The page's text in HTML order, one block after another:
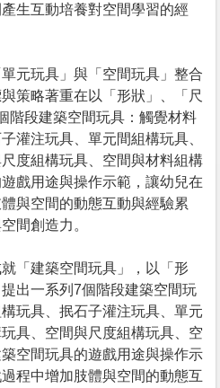
生互動培養對空間學習的經
元玩具」與「空間玩具」整合
策略著重在以「形狀」、「尺
階段建築空間玩具：觸覺材料
灌注玩具、單元間組構玩具、
度組構玩具、空間與材料組構
戲用途與操作示範，讓幼兒在
與空間的動態互動與經驗累
間創造力。
「建築空間玩具」，以「形
出一系列7個階段建築空間玩
玩具、抿石子灌注玩具、單元
具、空間與尺度組構玩具、空
空間玩具的遊戲用途與操作示
程中增加肢體與空間的動態互